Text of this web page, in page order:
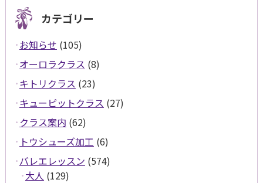
カテゴリー
お知らせ (105)
オーロラクラス (8)
キトリクラス (23)
キューピットクラス (27)
クラス案内 (62)
トウシューズ加工 (6)
バレエレッスン (574)
大人 (129)